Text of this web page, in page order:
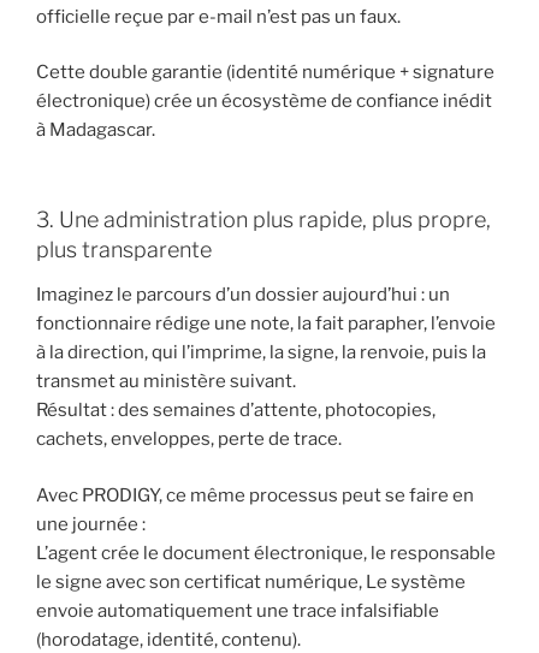
officielle reçue par e-mail n’est pas un faux.
Cette double garantie (identité numérique + signature
électronique) crée un écosystème de confiance inédit
à Madagascar.
3. Une administration plus rapide, plus propre,
plus transparente
Imaginez le parcours d’un dossier aujourd’hui : un
fonctionnaire rédige une note, la fait parapher, l’envoie
à la direction, qui l’imprime, la signe, la renvoie, puis la
transmet au ministère suivant.
Résultat : des semaines d’attente, photocopies,
cachets, enveloppes, perte de trace.
Avec PRODIGY, ce même processus peut se faire en
une journée :
L’agent crée le document électronique, le responsable
le signe avec son certificat numérique, Le système
envoie automatiquement une trace infalsifiable
(horodatage, identité, contenu).